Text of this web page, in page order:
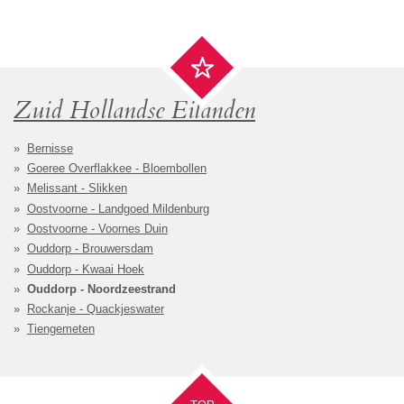
Zuid Hollandse Eilanden
Bernisse
Goeree Overflakkee - Bloembollen
Melissant - Slikken
Oostvoorne - Landgoed Mildenburg
Oostvoorne - Voornes Duin
Ouddorp - Brouwersdam
Ouddorp - Kwaai Hoek
Ouddorp - Noordzeestrand
Rockanje - Quackjeswater
Tiengemeten